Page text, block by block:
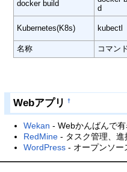
docker build
d
Kubernetes(K8s) kubectl
名称 コマン
Webアプリ †
Wekan - Webかんばんで有
RedMine- タスク管理、進
WordPress- オープンソー